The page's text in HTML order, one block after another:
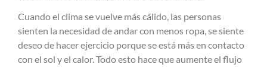
Cuando el clima se vuelve más cálido, las personas
sienten la necesidad de andar con menos ropa, se siente
deseo de hacer ejercicio porque se está más en contacto
con el sol y el calor. Todo esto hace que aumente el flujo